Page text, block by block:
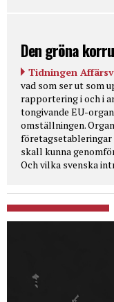
Den gröna
Tidningen
vad som ser ut som
rapportering i och i
tongivande EU-
omställningen.
skall kunna
Och vilka svenska